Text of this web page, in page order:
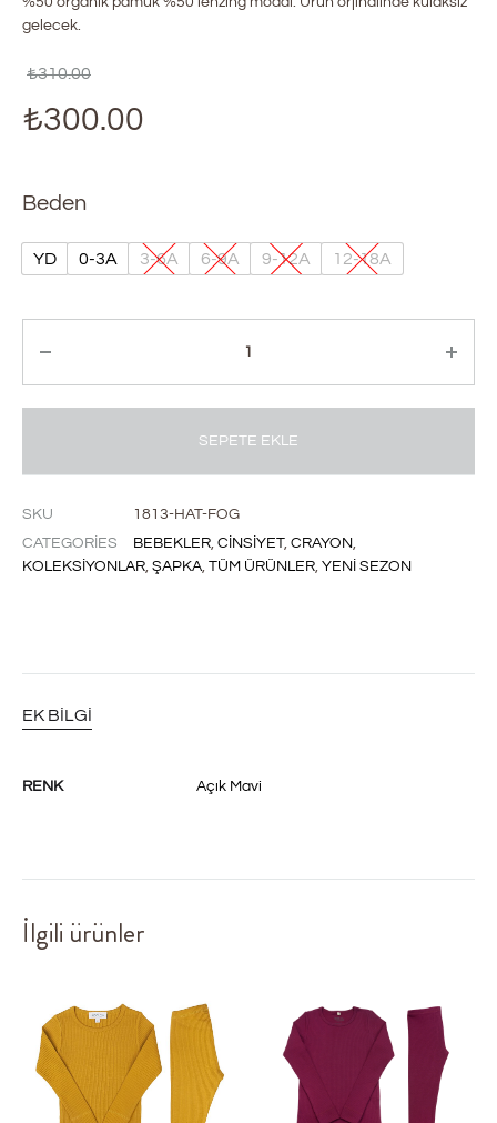
gelecek.
₺310.00
₺300.00
Beden
YD 0-3A 3-6A 6-9A 9-12A 12-18A
SEPETE EKLE
SKU
1813-HAT-FOG
CATEGORIES
BEBEKLER, CINSIYET, CRAYON,
KOLEKSIYONLAR, ŞAPKA, TÜM ÜRÜNLER, YENI SEZON
EK BILGI
RENK Açık Mavi
İlgili ürünler